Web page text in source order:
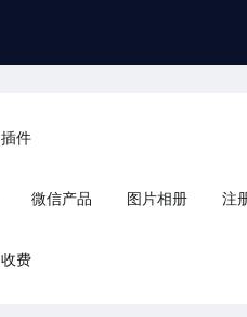
插件
微信产品 图片相册 注
收费